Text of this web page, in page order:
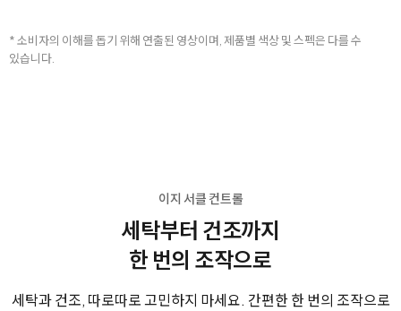
* 소비자의 이해를 돕기 위해 연출된 영상이며, 제품별 색상 및 스펙은 다를 수
있습니다.
이지 서클 컨트롤
세탁부터 건조까지
한 번의 조작으로
세탁과 건조, 따로따로 고민하지 마세요. 간편한 한 번의 조작으로